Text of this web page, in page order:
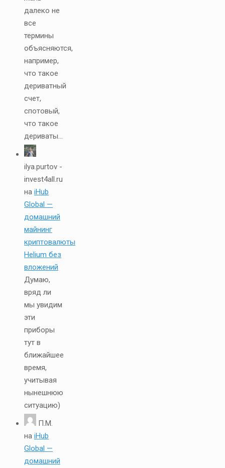
далеко не
все
термины
объясняются,
например,
что такое
дериватный
счет,
спотовый,
что такое
дериваты...
ilya.purtov -
invest4all.ru
на iHub
Global —
домашний
майнинг
криптовалюты
Helium без
вложений
Думаю,
вряд ли
мы увидим
эти
приборы
тут в
ближайшее
время,
учитывая
нынешнюю
ситуацию)
П.М.
на iHub
Global —
домашний